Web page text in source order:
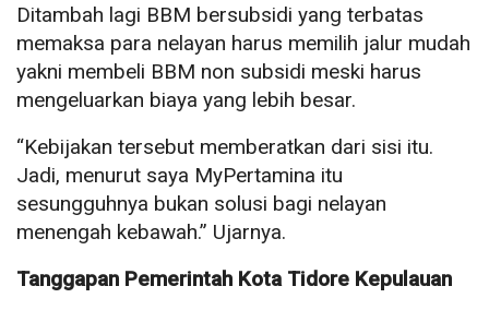
Ditambah lagi BBM bersubsidi yang terbatas
memaksa para nelayan harus memilih jalur mudah
yakni membeli BBM non subsidi meski harus
mengeluarkan biaya yang lebih besar.
“Kebijakan tersebut memberatkan dari sisi itu.
Jadi, menurut saya MyPertamina itu
sesungguhnya bukan solusi bagi nelayan
menengah kebawah.” Ujarnya.
Tanggapan Pemerintah Kota Tidore Kepulauan